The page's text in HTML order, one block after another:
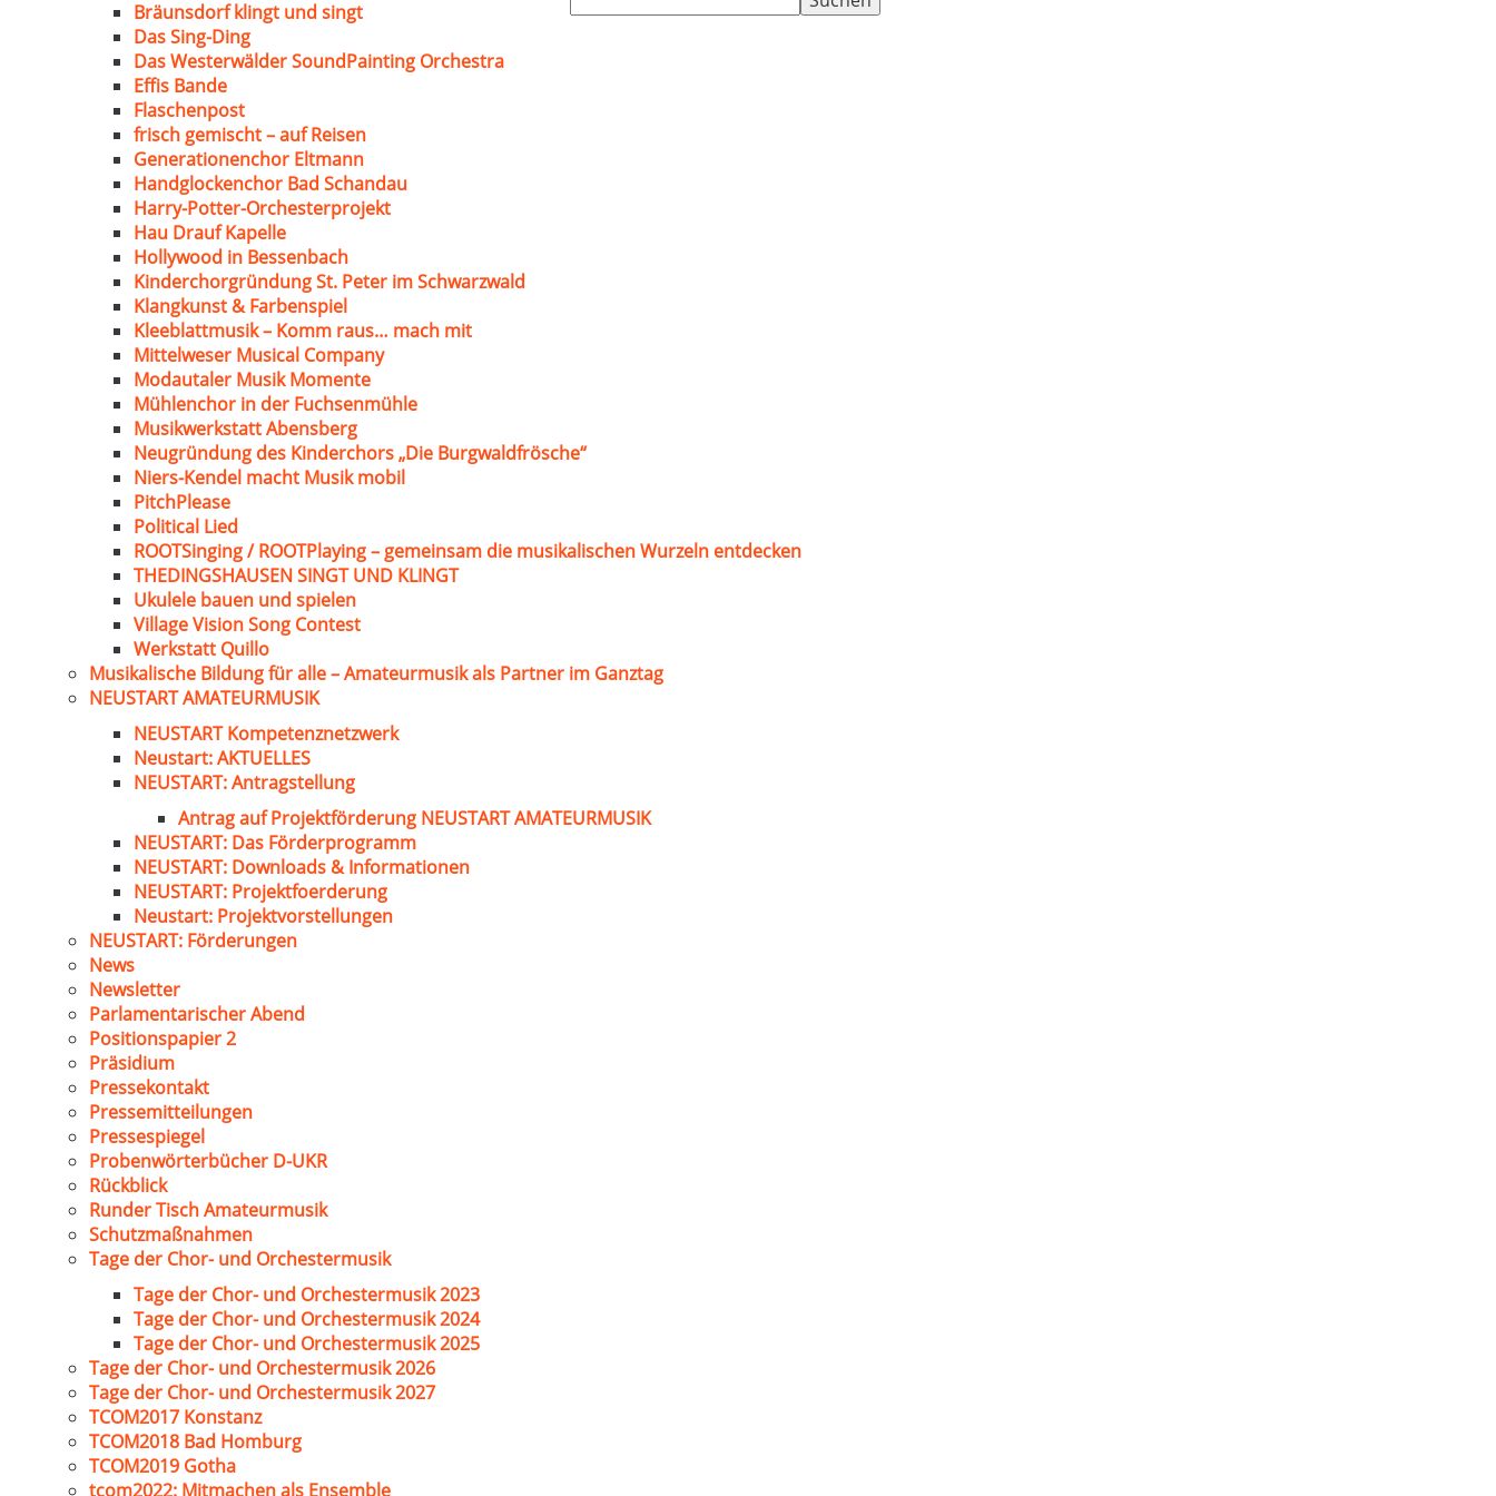
nach:
Bräunsdorf klingt und singt
Das Sing-Ding
Das Westerwälder SoundPainting Orchestra
Effis Bande
Flaschenpost
frisch gemischt – auf Reisen
Generationenchor Eltmann
Handglockenchor Bad Schandau
Harry-Potter-Orchesterprojekt
Hau Drauf Kapelle
Hollywood in Bessenbach
Kinderchorgründung St. Peter im Schwarzwald
Klangkunst & Farbenspiel
Kleeblattmusik – Komm raus… mach mit
Mittelweser Musical Company
Modautaler Musik Momente
Mühlenchor in der Fuchsenmühle
Musikwerkstatt Abensberg
Neugründung des Kinderchors „Die Burgwaldfrösche“
Niers-Kendel macht Musik mobil
PitchPlease
Political Lied
ROOTSinging / ROOTPlaying – gemeinsam die musikalischen Wurzeln entdecken
THEDINGSHAUSEN SINGT UND KLINGT
Ukulele bauen und spielen
Village Vision Song Contest
Werkstatt Quillo
Musikalische Bildung für alle – Amateurmusik als Partner im Ganztag
NEUSTART AMATEURMUSIK
NEUSTART Kompetenznetzwerk
Neustart: AKTUELLES
NEUSTART: Antragstellung
Antrag auf Projektförderung NEUSTART AMATEURMUSIK
NEUSTART: Das Förderprogramm
NEUSTART: Downloads & Informationen
NEUSTART: Projektfoerderung
Neustart: Projektvorstellungen
NEUSTART: Förderungen
News
Newsletter
Parlamentarischer Abend
Positionspapier 2
Präsidium
Pressekontakt
Pressemitteilungen
Pressespiegel
Probenwörterbücher D-UKR
Rückblick
Runder Tisch Amateurmusik
Schutzmaßnahmen
Tage der Chor- und Orchestermusik
Tage der Chor- und Orchestermusik 2023
Tage der Chor- und Orchestermusik 2024
Tage der Chor- und Orchestermusik 2025
Tage der Chor- und Orchestermusik 2026
Tage der Chor- und Orchestermusik 2027
TCOM2017 Konstanz
TCOM2018 Bad Homburg
TCOM2019 Gotha
tcom2022: Mitmachen als Ensemble